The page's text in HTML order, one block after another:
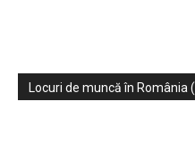
Locuri de muncă în România